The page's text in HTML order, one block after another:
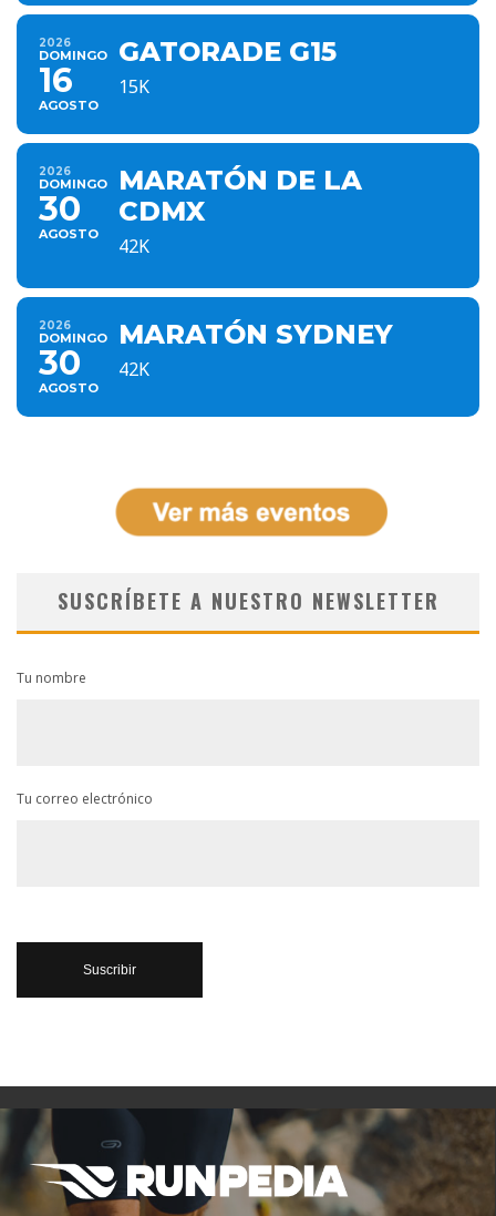
2026
DOMINGO
16
AGOSTO
GATORADE G15
15K
2026
DOMINGO
30
AGOSTO
MARATÓN DE LA
CDMX
42K
2026
DOMINGO
30
AGOSTO
MARATÓN SYDNEY
42K
SUSCRÍBETE A NUESTRO NEWSLETTER
Tu nombre
Tu correo electrónico